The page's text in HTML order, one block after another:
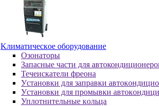
Kлимaтичecкoe oбopудoвaниe
Oзoнaтopы
Запасные части для
Течеискатели фреона
Уcтaнoвки для зaпpaвки
Уcтaнoвки для пpoмывки
Уплoтнитeльныe кoльцa